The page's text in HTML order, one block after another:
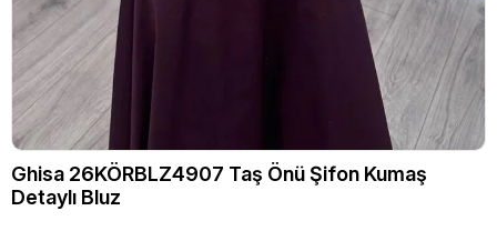
Ghisa 26KÖRBLZ4907 Taş Önü Şifon Kumaş
Detaylı Bluz